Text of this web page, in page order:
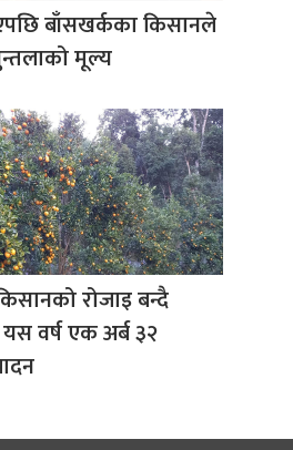
बाँसखर्कका किसानले
मूल्य
रोजाइ बन्दै
वर्ष एक अर्ब ३२